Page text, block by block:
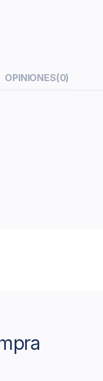
OPINIONES(0)